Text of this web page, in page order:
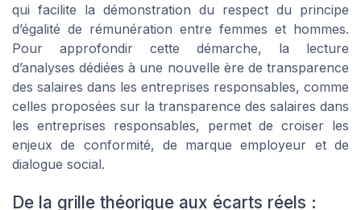
qui facilite la démonstration du respect du principe
d’égalité de rémunération entre femmes et hommes.
Pour approfondir cette démarche, la lecture
d’analyses dédiées à une nouvelle ère de transparence
des salaires dans les entreprises responsables, comme
celles proposées sur la transparence des salaires dans
les entreprises responsables, permet de croiser les
enjeux de conformité, de marque employeur et de
dialogue social.
De la grille théorique aux écarts réels :